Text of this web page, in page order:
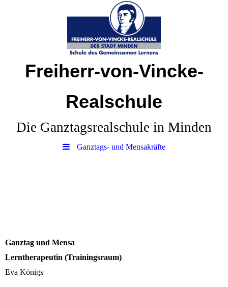
Freiherr-von-Vincke-
Realschule
Die Ganztagsrealschule in Minden
Ganztags- und Mensakräfte
Ganztag und Mensa
Lerntherapeutin (Trainingsraum)
Eva Königs